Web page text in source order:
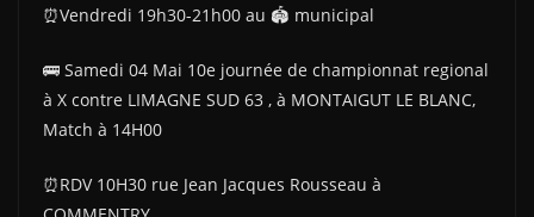
⏰Vendredi 19h30-21h00 au 🏟 municipal
🚌 Samedi 04 Mai 10e journée de championnat regional
à X contre LIMAGNE SUD 63 , à MONTAIGUT LE BLANC,
Match à 14H00
⏰RDV 10H30 rue Jean Jacques Rousseau à